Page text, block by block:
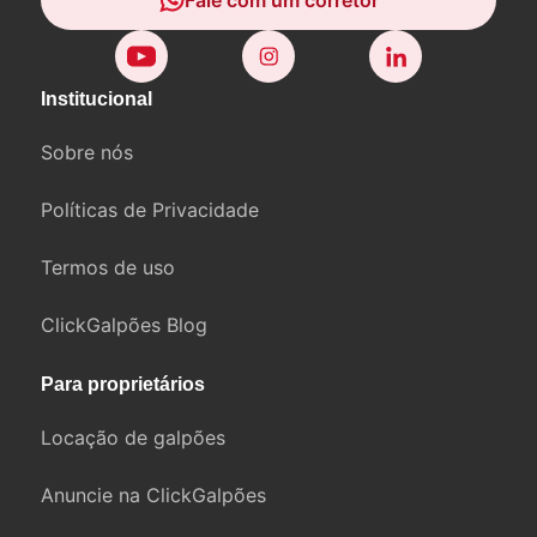
Institucional
Sobre nós
Políticas de Privacidade
Termos de uso
ClickGalpões Blog
Para proprietários
Locação de galpões
Anuncie na ClickGalpões